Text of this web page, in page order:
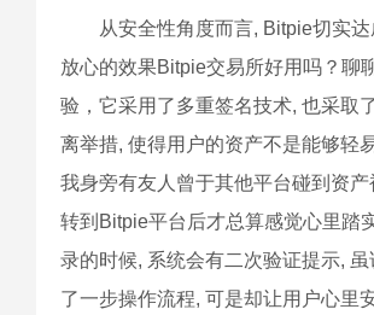
从安全性角度而言, Bitpie切实
放心的效果Bitpie交易所好用吗？聊
验，它采用了多重签名技术, 也采取
离举措, 使得用户的资产不是能够轻
我身旁有友人曾于其他平台碰到资产
转到Bitpie平台后才总算感觉心里踏
录的时候, 系统会有二次验证提示,
了一步操作流程, 可是却让用户心里